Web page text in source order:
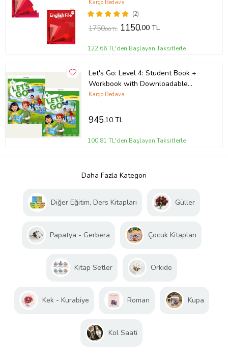
(2)
Kargo Bedava
1750,00 TL 1150,00 TL
122,66 TL'den Başlayan Taksitlerle
Let's Go: Level 4: Student Book +
Workbook with Downloadable
Audios
Kargo Bedava
945,10 TL
100,81 TL'den Başlayan Taksitlerle
Daha Fazla Kategori
Diğer Eğitim, Ders Kitapları Güller
Papatya - Gerbera Çocuk Kitapları
Kitap Setler Orkide
Kek - Kurabiye Roman Kupa
Kol Saati